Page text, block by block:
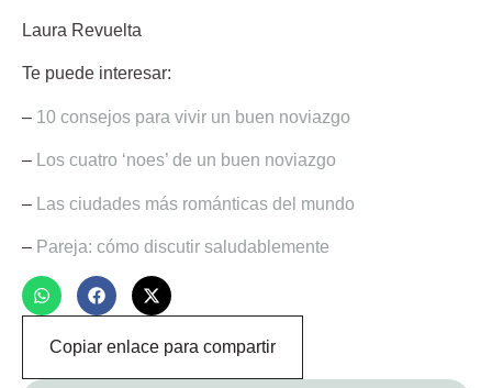
Laura Revuelta
Te puede interesar:
– 10 consejos para vivir un buen noviazgo
– Los cuatro ‘noes’ de un buen noviazgo
– Las ciudades más románticas del mundo
– Pareja: cómo discutir saludablemente
Copiar enlace para compartir